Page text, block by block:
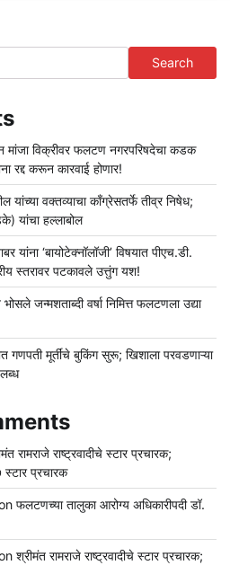
Search
मांजा विक्रीवर फलटण नगरपरिषदेचा कडक
रद्द करून कारवाई होणार!
यांच्या वक्तव्याचा काँग्रेसतर्फे तीव्र निषेध;
यांचा हल्लाबोल
यांना ‘बायोटेक्नॉलॉजी’ विषयात पीएच.डी.
स्तरावर पटकावले उत्तुंग यश!
भोसले जन्मशताब्दी वर्षा निमित्त फलटणला उद्या
गणपती मूर्तींचे बुकिंग सुरू; खिशाला परवडणाऱ्या
रामराजे राष्ट्रवादीचे स्टार प्रचारक;
स्टार प्रचारक
फलटणच्या तालुका आरोग्य अधिकारीपदी डॉ.
श्रीमंत रामराजे राष्ट्रवादीचे स्टार प्रचारक;